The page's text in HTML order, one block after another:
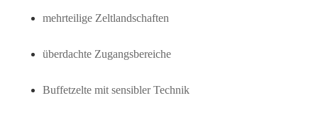
mehrteilige Zeltlandschaften
überdachte Zugangsbereiche
Buffetzelte mit sensibler Technik